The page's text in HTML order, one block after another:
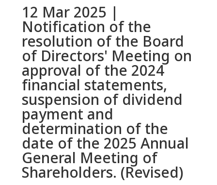
12 Mar 2025 |
Notification of the
resolution of the Board
of Directors' Meeting on
approval of the 2024
financial statements,
suspension of dividend
payment and
determination of the
date of the 2025 Annual
General Meeting of
Shareholders. (Revised)